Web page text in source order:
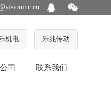
机电 乐兆传动
公司 联系我们